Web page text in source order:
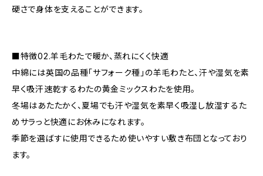
硬さで身体を支えることができます。
■特徴02.羊毛わたで暖か、蒸れにくく快適
中綿には英国の品種「サフォーク種」の羊毛わたと、汗や湿気を素
早く吸汗速乾するわたの黄金ミックスわたを使用。
冬場はあたたかく、夏場でも汗や湿気を素早く吸湿し放湿するた
めサラっと快適にお休みになれます。
季節を選ばすに使用できるため使いやすい敷き布団となっており
ます。